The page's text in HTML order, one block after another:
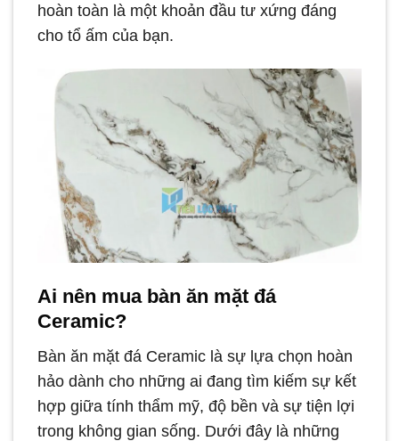
hoàn toàn là một khoản đầu tư xứng đáng
cho tổ ấm của bạn.
Ai nên mua bàn ăn mặt đá
Ceramic?
Bàn ăn mặt đá Ceramic là sự lựa chọn hoàn
hảo dành cho những ai đang tìm kiếm sự kết
hợp giữa tính thẩm mỹ, độ bền và sự tiện lợi
trong không gian sống. Dưới đây là những